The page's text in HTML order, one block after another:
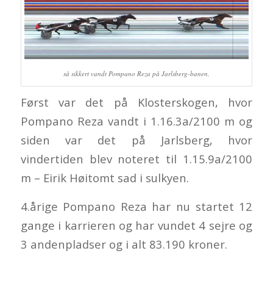
så sikkert vandt Pompano Reza på Jarlsberg-banen.
Først var det på Klosterskogen, hvor
Pompano Reza vandt i 1.16.3a/2100 m og
siden var det på Jarlsberg, hvor
vindertiden blev noteret til 1.15.9a/2100
m – Eirik Høitomt sad i sulkyen.
4.årige Pompano Reza har nu startet 12
gange i karrieren og har vundet 4 sejre og
3 andenpladser og i alt 83.190 kroner.